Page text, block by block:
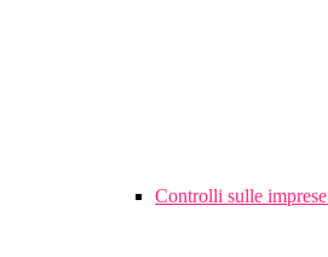
Controlli sulle imprese